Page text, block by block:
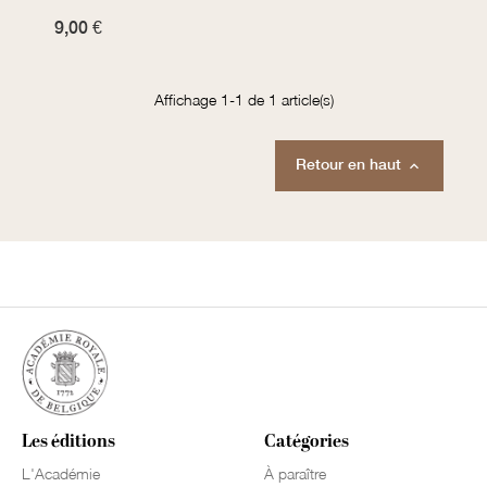
9,00 €
Affichage 1-1 de 1 article(s)
Retour en haut 
Les éditions
L'Académie
Catégories
À paraître